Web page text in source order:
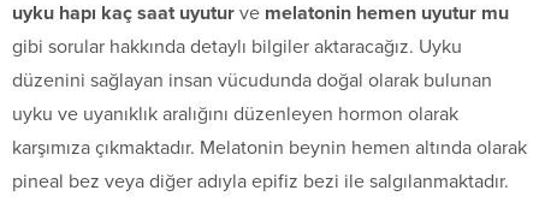
uyku hapı kaç saat uyutur ve melatonin hemen uyutur mu
gibi sorular hakkında detaylı bilgiler aktaracağız. Uyku
düzenini sağlayan insan vücudunda doğal olarak bulunan
uyku ve uyanıklık aralığını düzenleyen hormon olarak
karşımıza çıkmaktadır. Melatonin beynin hemen altında olarak
pineal bez veya diğer adıyla epifiz bezi ile salgılanmaktadır.